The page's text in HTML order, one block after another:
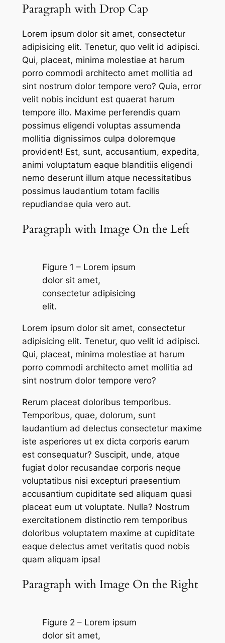
Paragraph with Drop Cap
Lorem ipsum dolor sit amet, consectetur
adipisicing elit. Tenetur, quo velit id adipisci.
Qui, placeat, minima molestiae at harum
porro commodi architecto amet mollitia ad
sint nostrum dolor tempore vero? Quia, error
velit nobis incidunt est quaerat harum
tempore illo. Maxime perferendis quam
possimus eligendi voluptas assumenda
mollitia dignissimos culpa doloremque
provident! Est, sunt, accusantium, expedita,
animi voluptatum eaque blanditiis eligendi
nemo deserunt illum atque necessitatibus
possimus laudantium totam facilis
repudiandae quia vero aut.
Paragraph with Image On the Left
Figure 1 – Lorem ipsum
dolor sit amet,
consectetur adipisicing
elit.
Lorem ipsum dolor sit amet, consectetur
adipisicing elit. Tenetur, quo velit id adipisci.
Qui, placeat, minima molestiae at harum
porro commodi architecto amet mollitia ad
sint nostrum dolor tempore vero?
Rerum placeat doloribus temporibus.
Temporibus, quae, dolorum, sunt
laudantium ad delectus consectetur maxime
iste asperiores ut ex dicta corporis earum
est consequatur? Suscipit, unde, atque
fugiat dolor recusandae corporis neque
voluptatibus nisi excepturi praesentium
accusantium cupiditate sed aliquam quasi
placeat eum ut voluptate. Nulla? Nostrum
exercitationem distinctio rem temporibus
doloribus voluptatem maxime at cupiditate
eaque delectus amet veritatis quod nobis
quam aliquam ipsa!
Paragraph with Image On the Right
Figure 2 – Lorem ipsum
dolor sit amet,